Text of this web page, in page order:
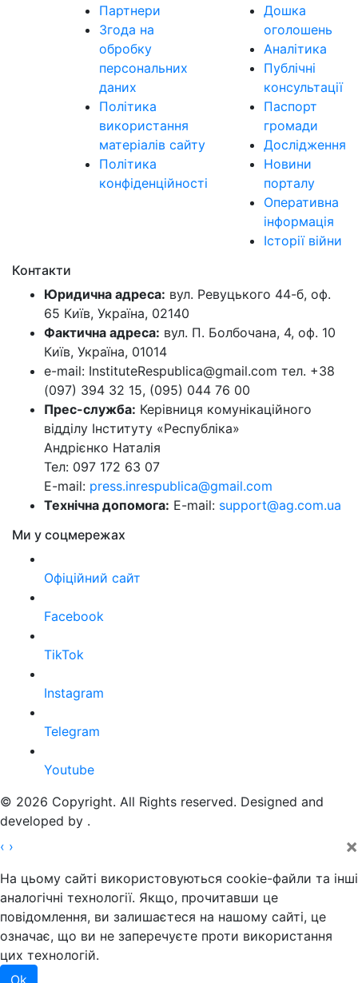
Партнери
Згода на
обробку
персональних
даних
Політика
використання
матеріалів сайту
Політика
конфіденційності
Дошка
оголошень
Аналітика
Публічні
консультації
Паспорт
громади
Дослідження
Новини
порталу
Оперативна
інформація
Історії війни
Контакти
Юридична адреса: вул. Ревуцького 44-б, оф.
65 Київ, Україна, 02140
Фактична адреса: вул. П. Болбочана, 4, оф. 10
Київ, Україна, 01014
e-mail: InstituteRespublica@gmail.com тел. +38
(097) 394 32 15, (095) 044 76 00
Прес-служба: Керівниця комунікаційного
відділу Інституту «Республіка»
Андрієнко Наталія
Тел: 097 172 63 07
E-mail: press.inrespublica@gmail.com
Технічна допомога: E-mail: support@ag.com.ua
Ми у соцмережах
Офіційний сайт
Facebook
TikTok
Instagram
Telegram
Youtube
© 2026 Copyright. All Rights reserved. Designed and
developed by .
‹ › ×
На цьому сайті використовуються cookie-файли та інші
аналогічні технології. Якщо, прочитавши це
повідомлення, ви залишаєтеся на нашому сайті, це
означає, що ви не заперечуєте проти використання
цих технологій.
Ok